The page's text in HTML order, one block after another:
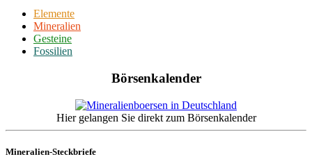
Elemente
Mineralien
Gesteine
Fossilien
Börsenkalender
Hier gelangen Sie direkt zum Börsenkalender
Mineralien-Steckbriefe